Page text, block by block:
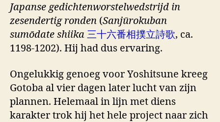
Japanse gedichtenworstelwedstrijd in
zesendertig ronden (Sanjūrokuban
sumōdate shiika 三十六番相撲立詩歌, ca.
1198-1202). Hij had dus ervaring.
Ongelukkig genoeg voor Yoshitsune kreeg
Gotoba al vier dagen later lucht van zijn
plannen. Helemaal in lijn met diens
karakter trok hij het hele project naar zich